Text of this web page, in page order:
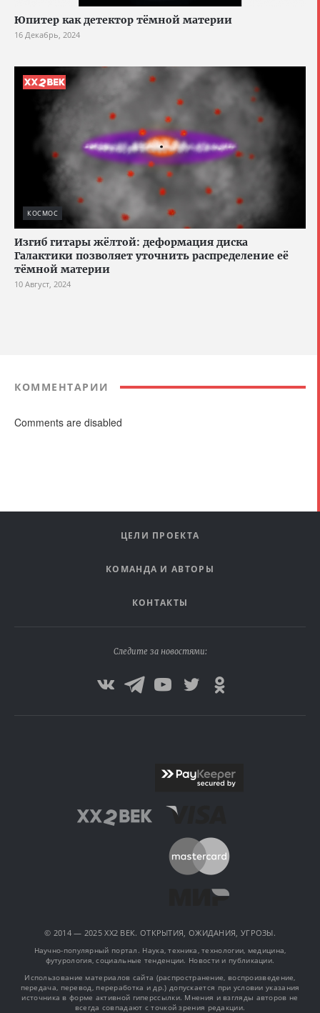
Юпитер как детектор тёмной материи
16 Декабрь, 2024
КОСМОС
Изгиб гитары жёлтой: деформация диска
Галактики позволяет уточнить распределение её
тёмной материи
10 Август, 2024
КОММЕНТАРИИ
Comments are disabled
ЦЕЛИ ПРОЕКТА
КОМАНДА И АВТОРЫ
КОНТАКТЫ
Следите за новостями:
© 2014 — 2025 XX2 ВЕК. ОТКРЫТИЯ, ОЖИДАНИЯ, УГРОЗЫ.
Научно-популярный портал. Наука, техника, технологии, медицина,
футурология, социальные тенденции. Новости и публикации.
Использование материалов сайта (распространение, воспроизведение,
передача, перевод, переработка и др.) допускается при условии указания
источника в форме активной гиперссылки. Мнения и взгляды авторов не
всегда совпадают с точкой зрения редакции.